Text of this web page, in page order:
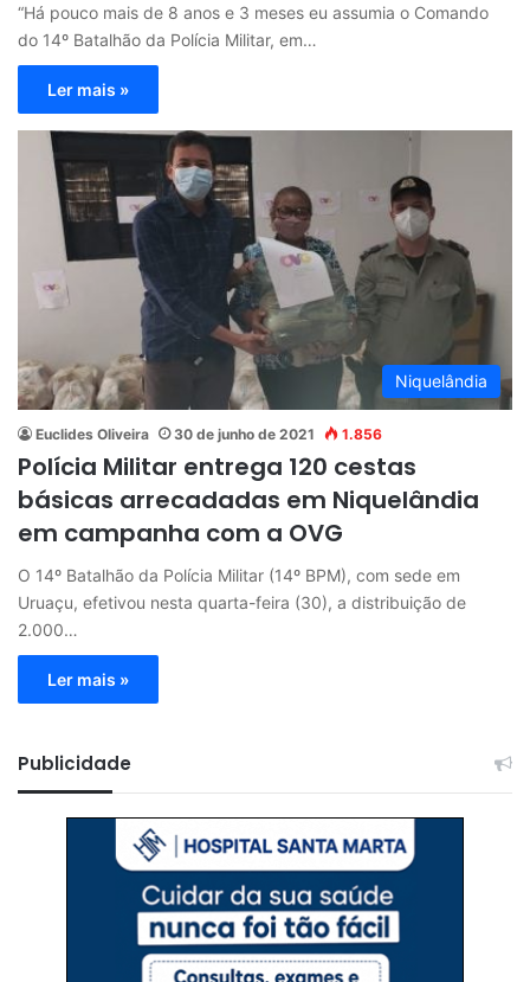
“Há pouco mais de 8 anos e 3 meses eu assumia o Comando
do 14º Batalhão da Polícia Militar, em…
Ler mais »
Niquelândia
Euclides Oliveira 30 de junho de 2021 1.856
Polícia Militar entrega 120 cestas
básicas arrecadadas em Niquelândia
em campanha com a OVG
O 14º Batalhão da Polícia Militar (14º BPM), com sede em
Uruaçu, efetivou nesta quarta-feira (30), a distribuição de
2.000…
Ler mais »
Publicidade